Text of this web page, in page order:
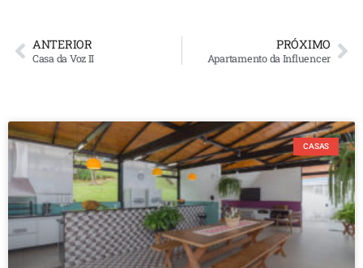
ANTERIOR
Casa da Voz II
PRÓXIMO
Apartamento da Influencer
CASAS